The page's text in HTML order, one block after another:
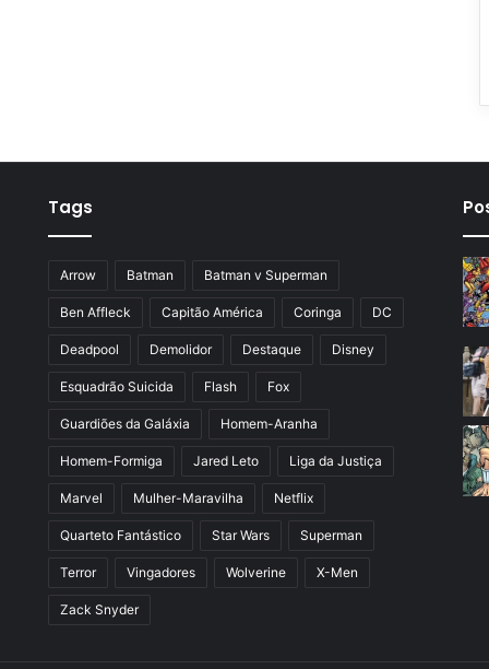
Tags
Arrow Batman Batman v Superman
Ben Affleck Capitão América Coringa DC
Deadpool Demolidor Destaque Disney
Esquadrão Suicida Flash Fox
Guardiões da Galáxia Homem-Aranha
Homem-Formiga Jared Leto Liga da Justiça
Marvel Mulher-Maravilha Netflix
Quarteto Fantástico Star Wars Superman
Terror Vingadores Wolverine X-Men
Zack Snyder